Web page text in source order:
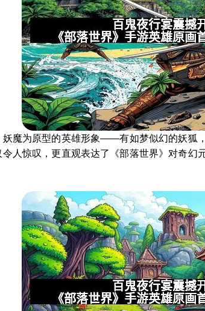
魔为原型的英雄形象——有如梦似幻的妖狐
人惊叹，更直观表达了《部落世界》对奇